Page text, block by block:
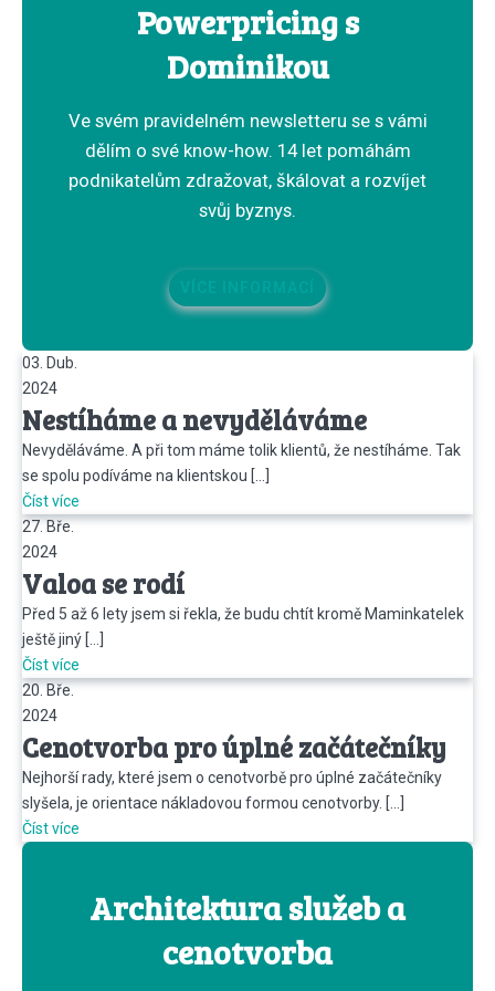
Powerpricing s
Dominikou
Ve svém pravidelném newsletteru se s vámi
dělím o své know-how. 14 let pomáhám
podnikatelům zdražovat, škálovat a rozvíjet
svůj byznys.
03. Dub.
2024
Nestíháme a nevyděláváme
Nevyděláváme. A při tom máme tolik klientů, že nestíháme. Tak
se spolu podíváme na klientskou […]
Číst více
27. Bře.
2024
Valoa se rodí
Před 5 až 6 lety jsem si řekla, že budu chtít kromě Maminkatelek
ještě jiný […]
Číst více
20. Bře.
2024
Cenotvorba pro úplné začátečníky
Nejhorší rady, které jsem o cenotvorbě pro úplné začátečníky
slyšela, je orientace nákladovou formou cenotvorby. […]
Číst více
Architektura služeb a
cenotvorba